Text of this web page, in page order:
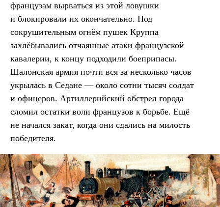
французам вырваться из этой ловушки
и блокировали их окончательно. Под
сокрушительным огнём пушек Круппа
захлёбывались отчаянные атаки французской
кавалерии, к концу подходили боеприпасы.
Шалонская армия почти вся за несколько часов
укрылась в Седане — около сотни тысяч солдат
и офицеров. Артиллерийский обстрел города
сломил остатки воли французов к борьбе. Ещё
не начался закат, когда они сдались на милость
победителя.